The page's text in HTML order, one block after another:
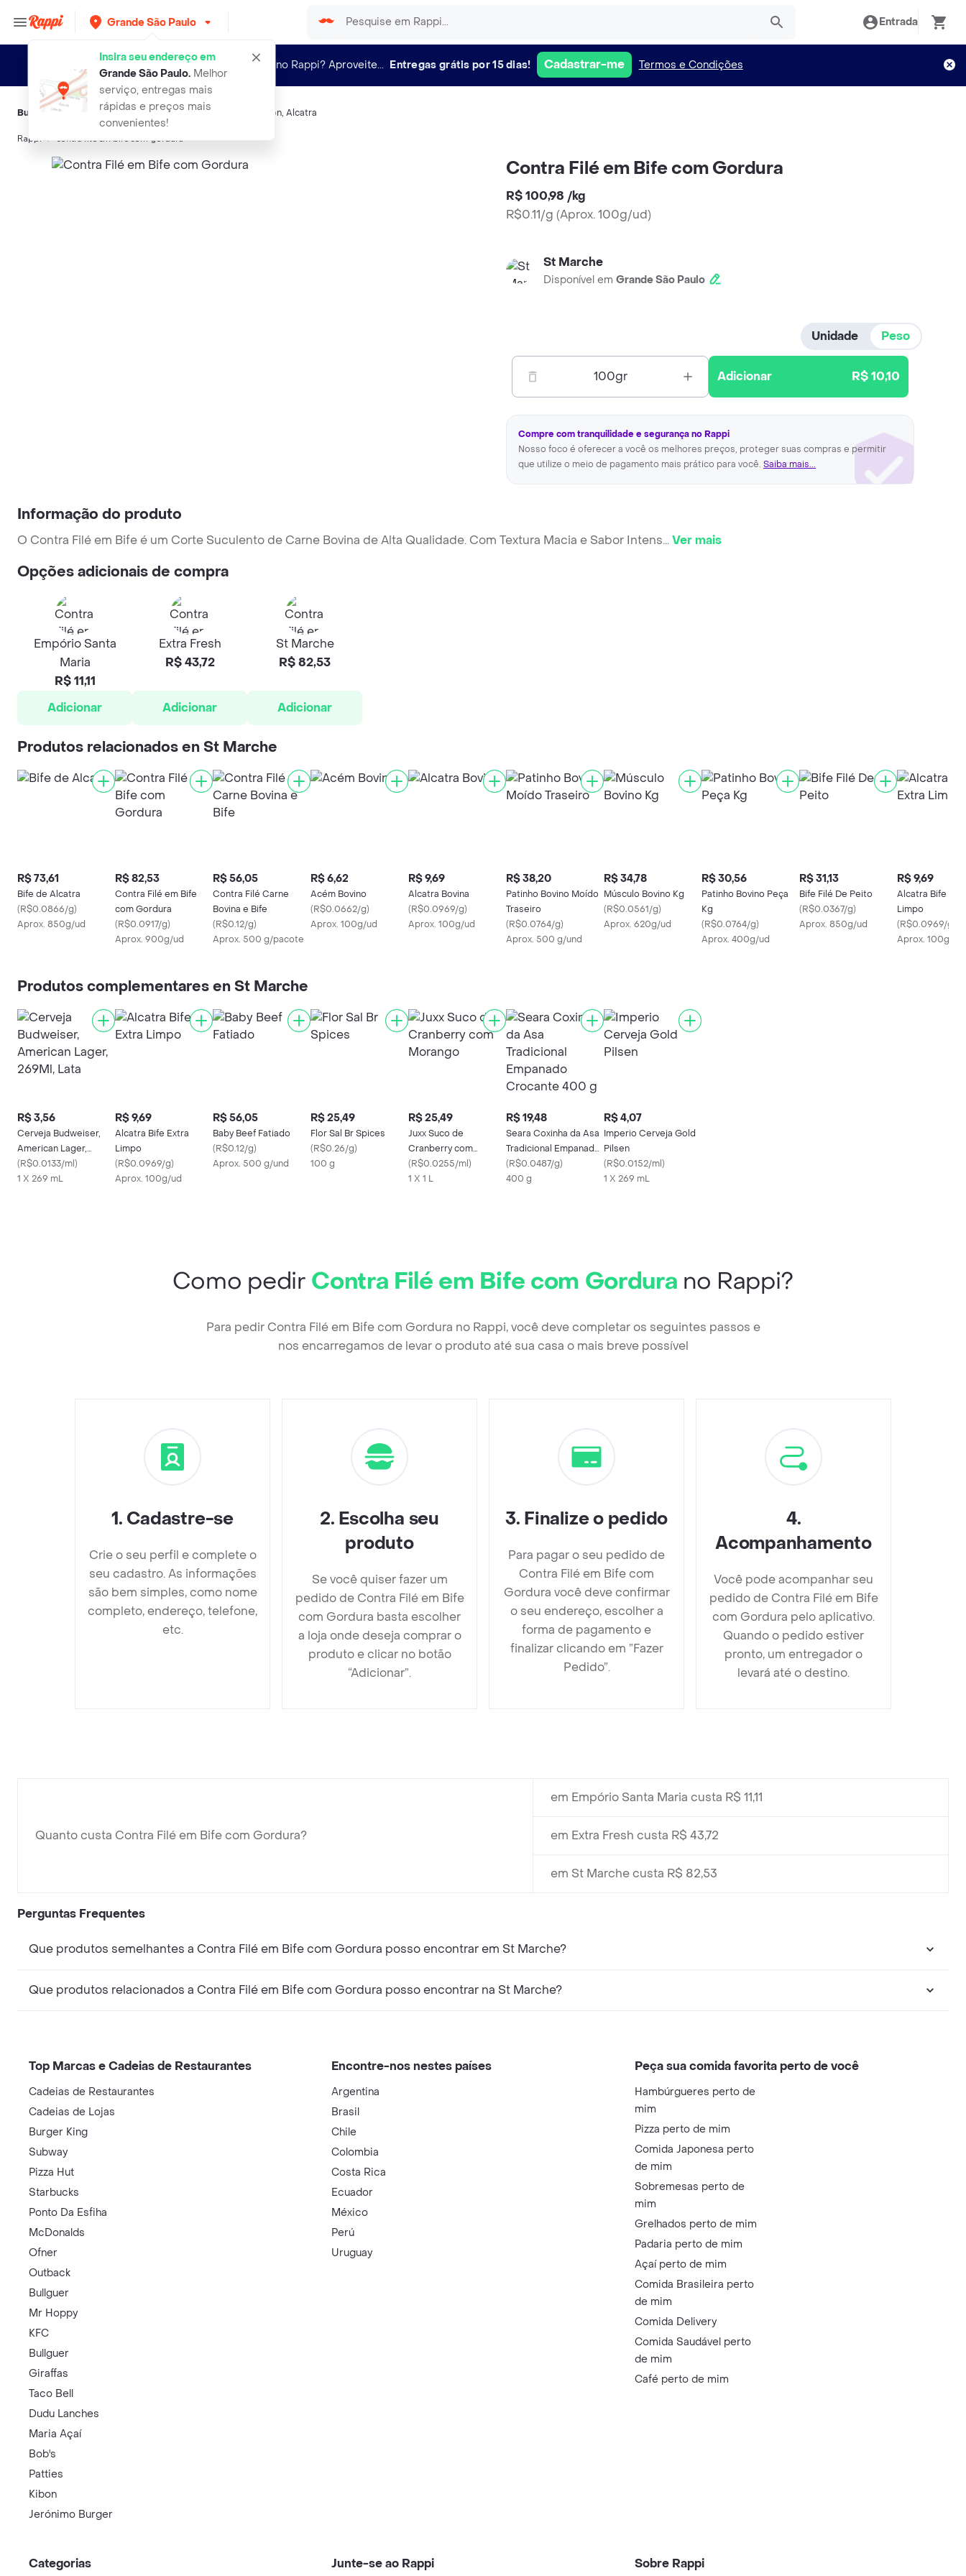
Grande São Paulo
Insira seu endereço em
Grande São Paulo.Melhor
serviço, entregas mais
rápidas e preços mais
convenientes!
Entrada
Novo no Rappi? Aproveite... Entregas grátis por 15 dias! Cadastrar-me Termos e Condições
Buscas relacionadas:Carne ,Sem Trademark, Filé Mignon, Alcatra
Rappi contra file em bife com gordura
Contra Filé em Bife com Gordura
R$ 100,98 /kg
R$0.11/g (Aprox. 100g/ud)
St Marche
Disponível em Grande São Paulo
Unidade Peso
100gr Adicionar R$ 10,10
Compre com tranquilidade e segurança no Rappi
Nosso foco é oferecer a você os melhores preços, proteger suas compras e permitir
que utilize o meio de pagamento mais prático para você. Saiba mais...
Informação do produto
O Contra Filé em Bife é um Corte Suculento de Carne Bovina de Alta Qualidade. Com Textura Macia e Sabor Intens...Ver mais
Opções adicionais de compra
Empório Santa
Maria
R$ 11,11
Adicionar
Extra Fresh
R$ 43,72
Adicionar
St Marche
R$ 82,53
Adicionar
Produtos relacionados en St Marche
R$ 73,61
Bife de Alcatra
(R$0.0866/g)
Aprox. 850g/ud
R$ 82,53
Contra Filé em Bife
com Gordura
(R$0.0917/g)
Aprox. 900g/ud
R$ 56,05
Contra Filé Carne
Bovina e Bife
(R$0.12/g)
Aprox. 500 g/pacote
R$ 6,62
Acém Bovino
(R$0.0662/g)
Aprox. 100g/ud
R$ 9,69
Alcatra Bovina
(R$0.0969/g)
Aprox. 100g/ud
R$ 38,20
Patinho Bovino Moído
Traseiro
(R$0.0764/g)
Aprox. 500 g/und
R$ 34,78
Músculo Bovino Kg
(R$0.0561/g)
Aprox. 620g/ud
R$ 30,56
Patinho Bovino Peça
Kg
(R$0.0764/g)
Aprox. 400g/ud
R$ 31,13
Bife Filé De Peito
(R$0.0367/g)
Aprox. 850g/ud
R$ 9,69
Alcatra Bife
Limpo
(R$0.0969/g
Aprox. 100g/ud
Produtos complementares en St Marche
R$ 3,56
Cerveja Budweiser,
American Lager,
269Ml, Lata
(R$0.0133/ml)
1 X 269 mL
R$ 9,69
Alcatra Bife Extra
Limpo
(R$0.0969/g)
Aprox. 100g/ud
R$ 56,05
Baby Beef Fatiado
(R$0.12/g)
Aprox. 500 g/und
R$ 25,49
Flor Sal Br Spices
(R$0.26/g)
100 g
R$ 25,49
Juxx Suco de
Cranberry com
Morango
(R$0.0255/ml)
1 X 1 L
R$ 19,48
Seara Coxinha da Asa
Tradicional Empanado
Crocante 400 g
(R$0.0487/g)
400 g
R$ 4,07
Imperio Cerveja Gold
Pilsen
(R$0.0152/ml)
1 X 269 mL
Como pedir Contra Filé em Bife com Gordura no Rappi?
Para pedir Contra Filé em Bife com Gordura no Rappi, você deve completar os seguintes passos e
nos encarregamos de levar o produto até sua casa o mais breve possível
1. Cadastre-se
Crie o seu perfil e complete o
seu cadastro. As informações
são bem simples, como nome
completo, endereço, telefone,
etc.
2. Escolha seu
produto
Se você quiser fazer um
pedido de Contra Filé em Bife
com Gordura basta escolher
a loja onde deseja comprar o
produto e clicar no botão
“Adicionar”.
3. Finalize o pedido
Para pagar o seu pedido de
Contra Filé em Bife com
Gordura você deve confirmar
o seu endereço, escolher a
forma de pagamento e
finalizar clicando em ”Fazer
Pedido”.
4.
Acompanhamento
Você pode acompanhar seu
pedido de Contra Filé em Bife
com Gordura pelo aplicativo.
Quando o pedido estiver
pronto, um entregador o
levará até o destino.
Quanto custa Contra Filé em Bife com Gordura?
em Empório Santa Maria custa R$ 11,11
em Extra Fresh custa R$ 43,72
em St Marche custa R$ 82,53
Perguntas Frequentes
Que produtos semelhantes a Contra Filé em Bife com Gordura posso encontrar em St Marche?
Que produtos relacionados a Contra Filé em Bife com Gordura posso encontrar na St Marche?
Top Marcas e Cadeias de Restaurantes
Cadeias de Restaurantes
Cadeias de Lojas
Burger King
Subway
Pizza Hut
Starbucks
Ponto Da Esfiha
McDonalds
Ofner
Outback
Bullguer
Mr Hoppy
KFC
Bullguer
Giraffas
Taco Bell
Dudu Lanches
Maria Açaí
Bob's
Patties
Kibon
Jerónimo Burger
Encontre-nos nestes países
Argentina
Brasil
Chile
Colombia
Costa Rica
Ecuador
México
Perú
Uruguay
Peça sua comida favorita perto de você
Hambúrgueres perto de
mim
Pizza perto de mim
Comida Japonesa perto
de mim
Sobremesas perto de
mim
Grelhados perto de mim
Padaria perto de mim
Açaí perto de mim
Comida Brasileira perto
de mim
Comida Delivery
Comida Saudável perto
de mim
Café perto de mim
Categorias Junte-se ao Rappi Sobre Rappi